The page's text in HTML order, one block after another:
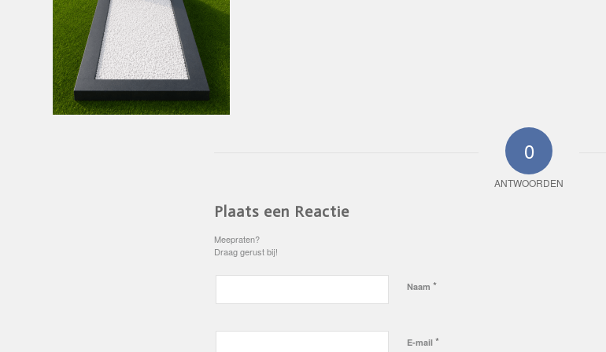
0
ANTWOORDEN
Plaats een Reactie
Meepraten?
Draag gerust bij!
Naam *
E-mail *